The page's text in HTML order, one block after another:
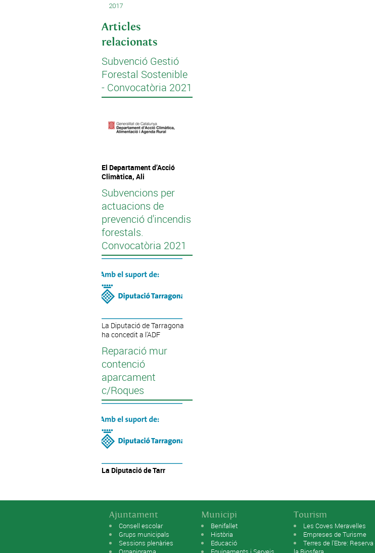
2017
Articles
relacionats
Subvenció Gestió
Forestal Sostenible
- Convocatòria 2021
El Departament d’Acció
Climàtica, Ali
Subvencions per
actuacions de
prevenció d'incendis
forestals.
Convocatòria 2021
La Diputació de Tarragona
ha concedit a l'ADF
Reparació mur
contenció
aparcament
c/Roques
La Diputacióde Tarr
Ajuntament
Consell escolar
Grups municipals
Sessions plenàries
Municipi
Benifallet
Història
Educació
Tourism
Les Coves Meravelles
Empreses de Turisme
Terres de l'Ebre: Reserva